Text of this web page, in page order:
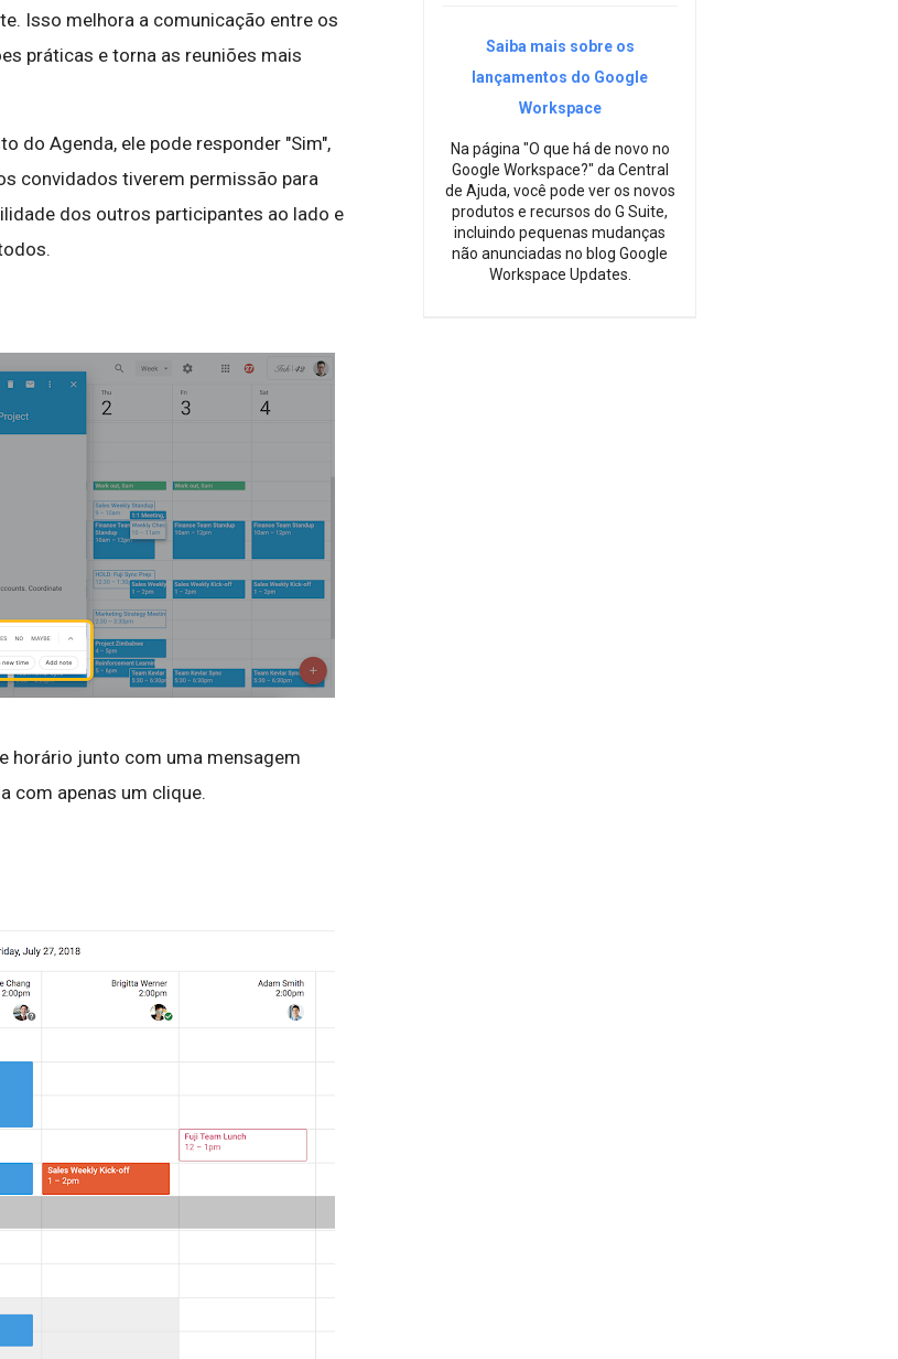
Isso melhora a comunicação entre os
práticas e torna as reuniões mais
do Agenda, ele pode responder "Sim",
convidados tiverem permissão para
dos outros participantes ao lado e
horário junto com uma mensagem
com apenas um clique.
Saiba mais sobre os
lançamentos do Google
Workspace
Na página "O que há de novo no
Google Workspace?" da Central
de Ajuda, você pode ver os novos
produtos e recursos do G Suite,
incluindo pequenas mudanças
não anunciadas no blog Google
Workspace Updates.